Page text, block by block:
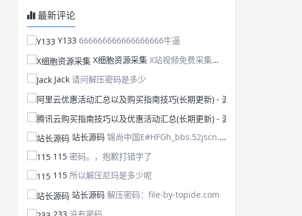
最新评论
Y133 666666666666666666牛逼
X细胞资源采集 X站视频免费采集，可以适配此CMS，含免费模板。有需要的站长可以看看xxibaozyw.com
Jack 请问解压密码是多少
站长源码 锦尚中国E#HFGh_bbs.52jscn.comEYzhibo8
115 密码。，抱歉打错字了
115 所以解压尼玛是多少呢
站长源码 解压密码：file-by-topide.com